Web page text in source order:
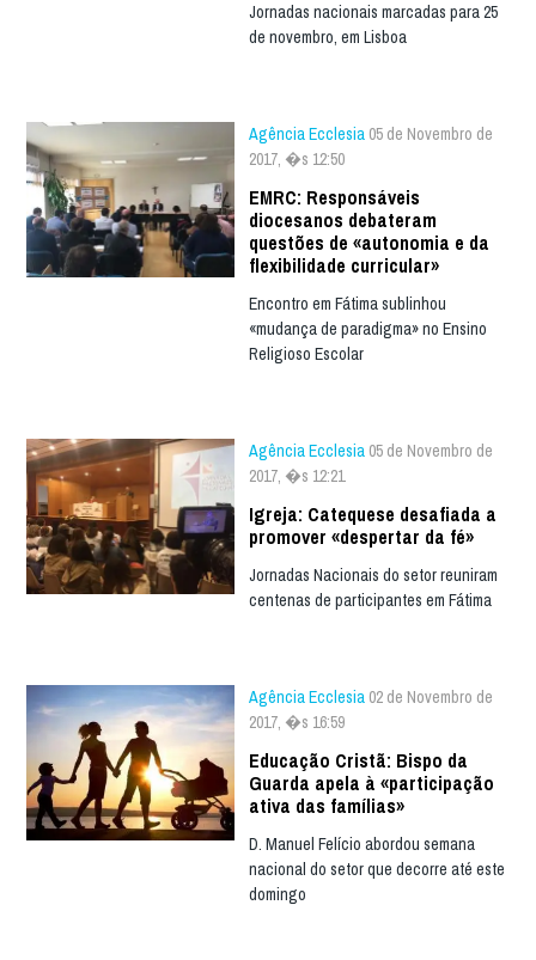
Jornadas nacionais marcadas para 25
de novembro, em Lisboa
Agência Ecclesia 05 de Novembro de
2017, �s 12:50
EMRC: Responsáveis
diocesanos debateram
questões de «autonomia e da
flexibilidade curricular»
Encontro em Fátima sublinhou
«mudança de paradigma» no Ensino
Religioso Escolar
Agência Ecclesia 05 de Novembro de
2017, �s 12:21
Igreja: Catequese desafiada a
promover «despertar da fé»
Jornadas Nacionais do setor reuniram
centenas de participantes em Fátima
Agência Ecclesia 02 de Novembro de
2017, �s 16:59
Educação Cristã: Bispo da
Guarda apela à «participação
ativa das famílias»
D. Manuel Felício abordou semana
nacional do setor que decorre até este
domingo